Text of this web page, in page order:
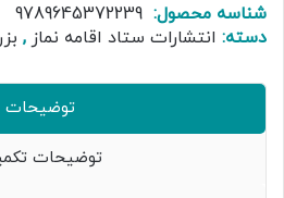
شناسه محصول: 9789645372239
دسته: انتشارات ستاد اقامه نماز ,
توضیحات
توضیحات